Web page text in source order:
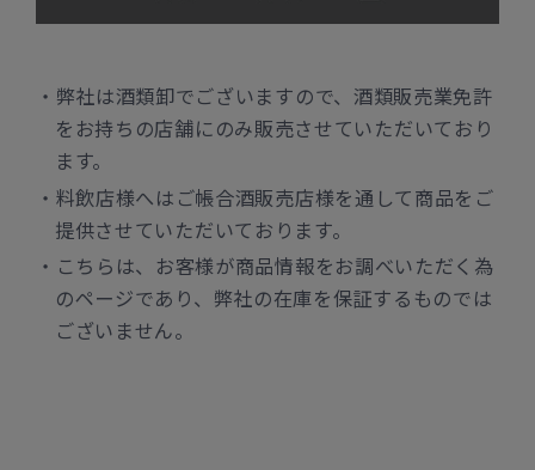
弊社は酒類卸でございますので、酒類販売業免許
をお持ちの店舗にのみ販売させていただいており
ます。
料飲店様へはご帳合酒販売店様を通して商品をご
提供させていただいております。
こちらは、お客様が商品情報をお調べいただく為
のページであり、弊社の在庫を保証するものでは
ございません。